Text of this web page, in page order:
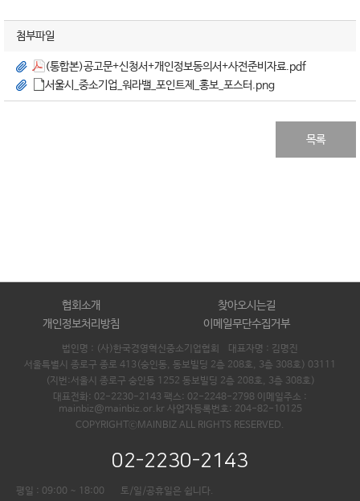
첨부파일
(통합본)공고문+신청서+개인정보동의서+사전준비자료.pdf
서울시_중소기업_워라밸_포인트제_홍보_포스터.png
목록
협회소개
찾아오시는길
개인정보처리방침
이메일무단수집거부
법인명 : (사)한국경영혁신중소기업협회 대표자명 : 김명진
서울특별시 종로구 종로 413(숭인동, 동보빌딩 2층 208호, 3층 308호) 03111
(지번:서울시 종로구 숭인동 1252 동보빌딩 2층 208호, 3층 308호)
대표전화: 02-2230-2143 팩스: 02-2248-2798 이메일주소 :
mainbiz@mainbiz.or.kr 사업자등록번호: 204-82-10125
COPYRIGHTⓒMAINBIZ ALL RIGHTS RESERVED.
02-2230-2143
평일 : 09:00 ~ 18:00 토/일/공휴일은 쉽니다.